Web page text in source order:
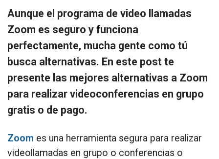
Aunque el programa de video llamadas
Zoom es seguro y funciona
perfectamente, mucha gente como tú
busca alternativas. En este post te
presente las mejores alternativas a Zoom
para realizar videoconferencias en grupo
gratis o de pago.
Zoom es una herramienta segura para realizar
videollamadas en grupo o conferencias o